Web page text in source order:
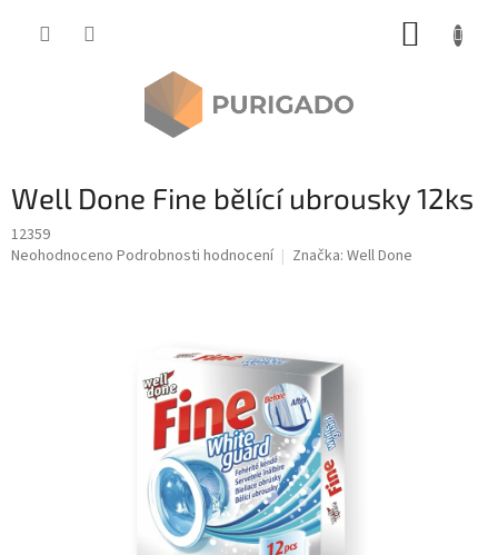
Well Done Fine bělící ubrousky 12ks
12359
Průměrné
Neohodnoceno Podrobnosti hodnocení Značka: Well Done